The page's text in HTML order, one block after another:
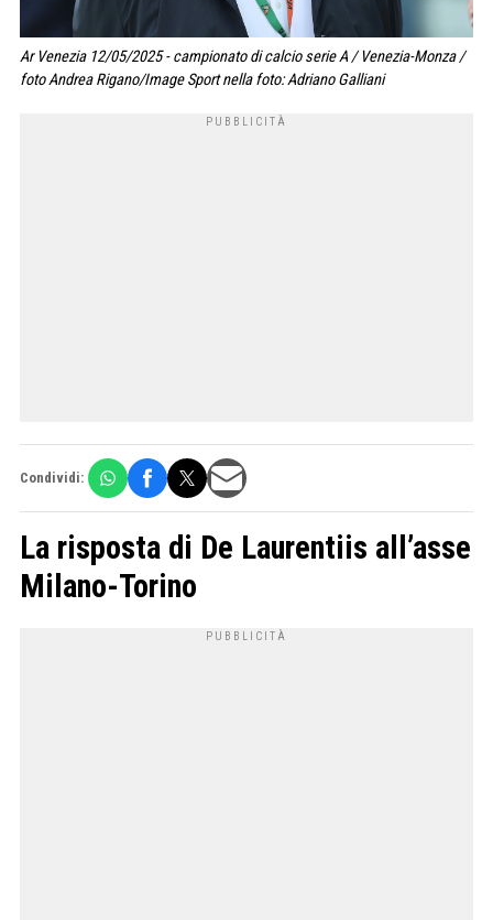
Ar Venezia 12/05/2025 - campionato di calcio serie A / Venezia-Monza /
foto Andrea Rigano/Image Sport nella foto: Adriano Galliani
Condividi:
La risposta di De Laurentiis all’asse
Milano-Torino